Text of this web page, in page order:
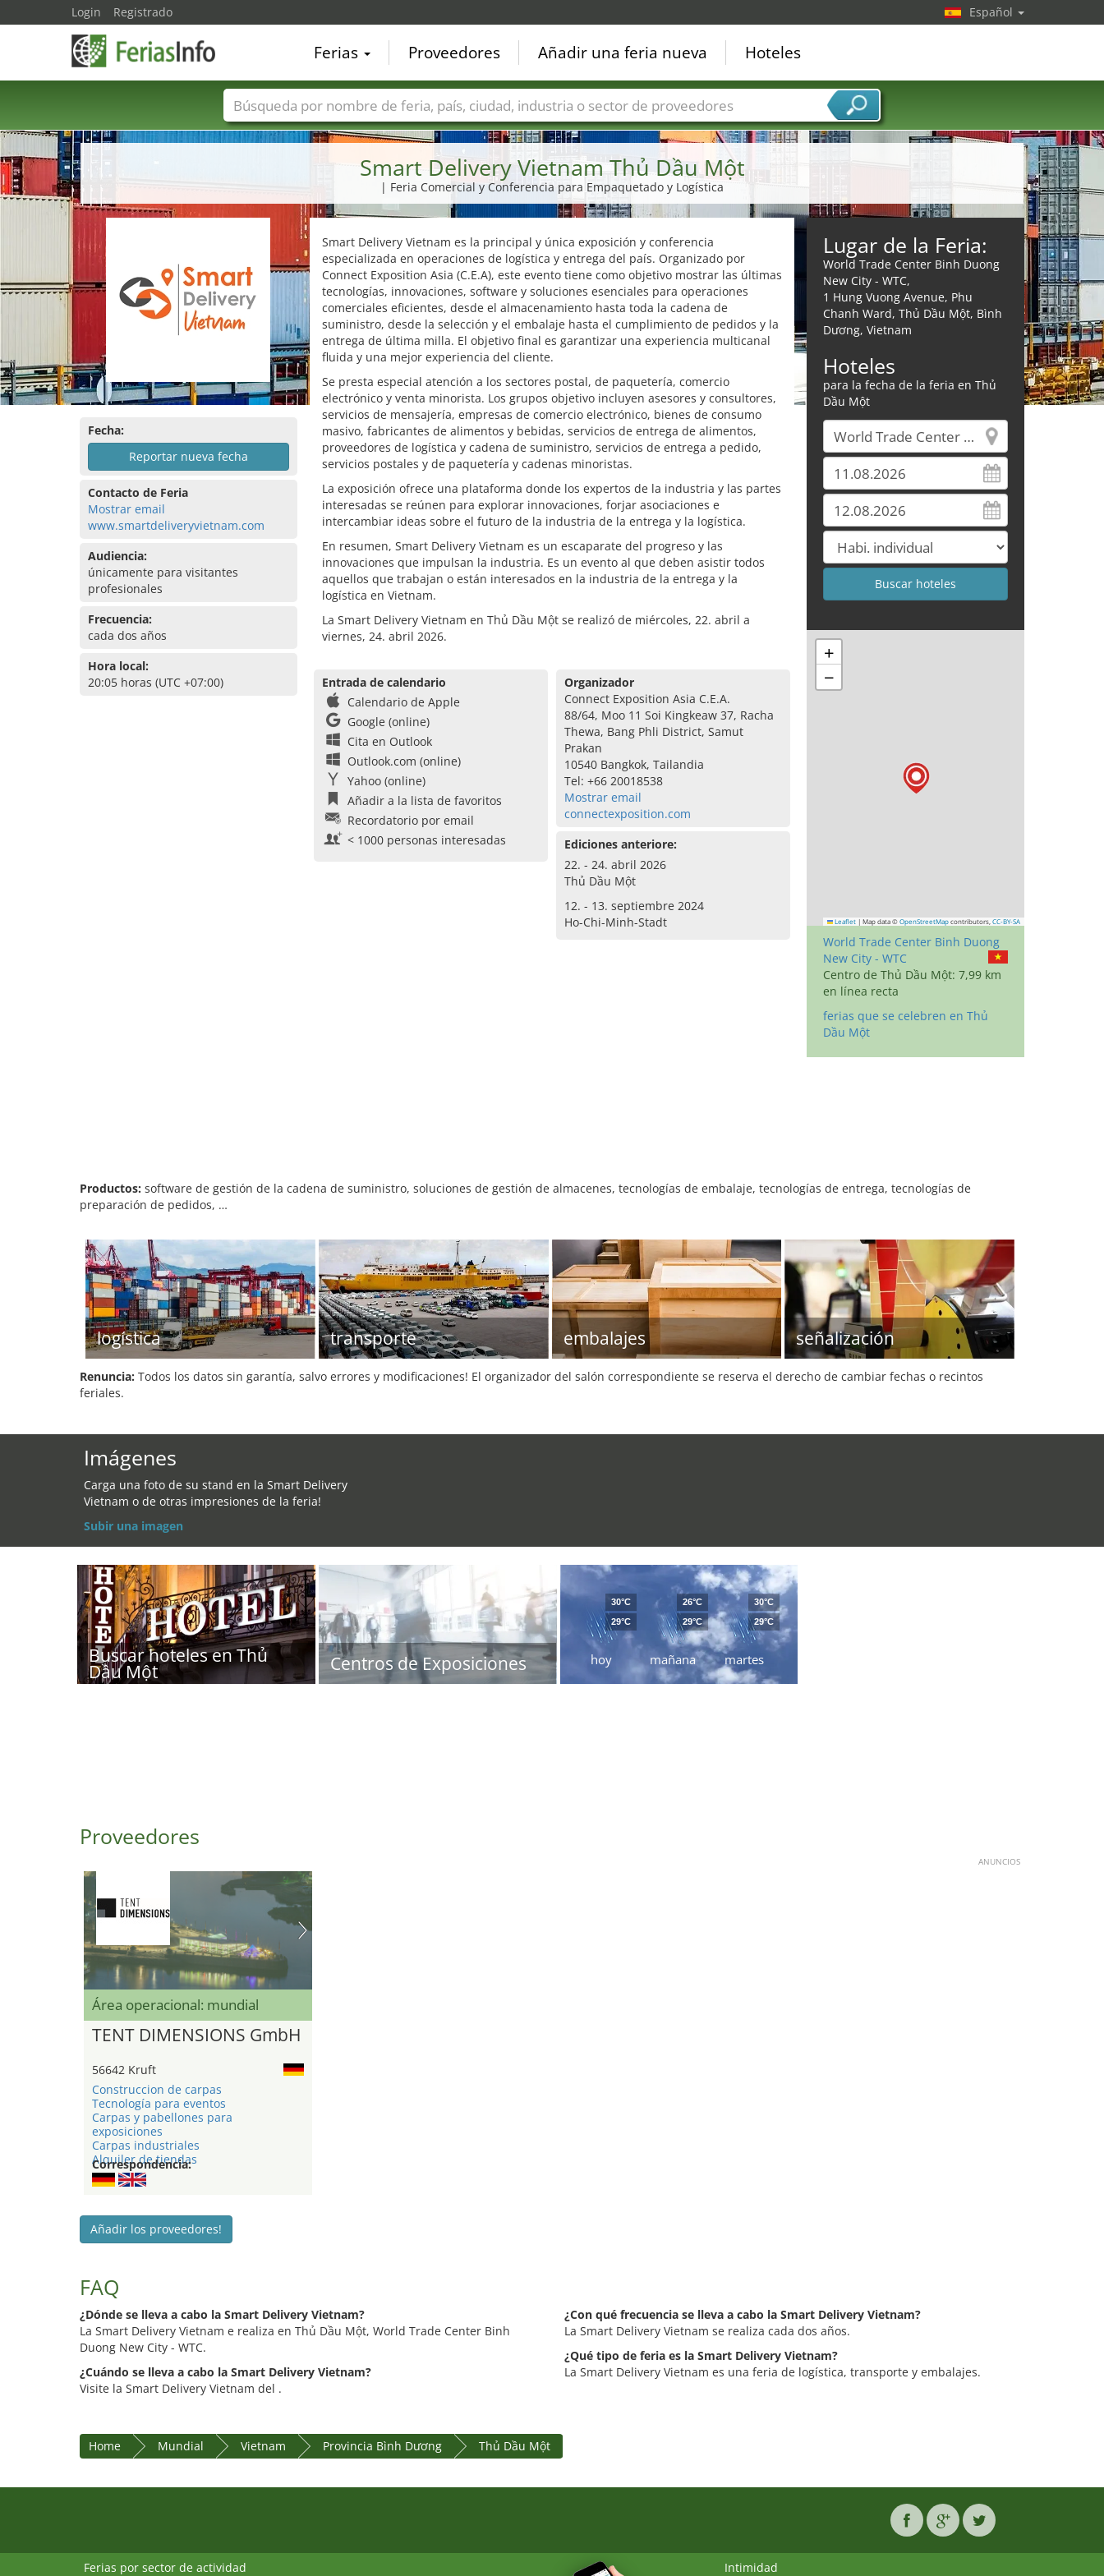
Smart Delivery Vietnam Thủ Dầu Một
| Feria Comercial y Conferencia para Empaquetado y Logística
Fecha:
Reportar nueva fecha
Contacto de Feria
Mostrar email
www.smartdeliveryvietnam.com
Audiencia:
únicamente para visitantes
profesionales
Frecuencia:
cada dos años
Hora local:
20:05 horas (UTC +07:00)
Smart Delivery Vietnam es la principal y única exposición y conferencia
especializada en operaciones de logística y entrega del país. Organizado por
Connect Exposition Asia (C.E.A), este evento tiene como objetivo mostrar las últimas
tecnologías, innovaciones, software y soluciones esenciales para operaciones
comerciales eficientes, desde el almacenamiento hasta toda la cadena de
suministro, desde la selección y el embalaje hasta el cumplimiento de pedidos y la
entrega de última milla. El objetivo final es garantizar una experiencia multicanal
fluida y una mejor experiencia del cliente.
Se presta especial atención a los sectores postal, de paquetería, comercio
electrónico y venta minorista. Los grupos objetivo incluyen asesores y consultores,
servicios de mensajería, empresas de comercio electrónico, bienes de consumo
masivo, fabricantes de alimentos y bebidas, servicios de entrega de alimentos,
proveedores de logística y cadena de suministro, servicios de entrega a pedido,
servicios postales y de paquetería y cadenas minoristas.
La exposición ofrece una plataforma donde los expertos de la industria y las partes
interesadas se reúnen para explorar innovaciones, forjar asociaciones e
intercambiar ideas sobre el futuro de la industria de la entrega y la logística.
En resumen, Smart Delivery Vietnam es un escaparate del progreso y las
innovaciones que impulsan la industria. Es un evento al que deben asistir todos
aquellos que trabajan o están interesados ​​en la industria de la entrega y la
logística en Vietnam.
La Smart Delivery Vietnam en Thủ Dầu Một se realizó de miércoles, 22. abril a
viernes, 24. abril 2026.
Entrada de calendario
Calendario de Apple
Google (online)
Cita en Outlook
Outlook.com (online)
Yahoo (online)
Añadir a la lista de favoritos
Recordatorio por email
< 1000 personas interesadas
Organizador
Connect Exposition Asia C.E.A.
88/64, Moo 11 Soi Kingkeaw 37, Racha
Thewa, Bang Phli District, Samut
Prakan
10540 Bangkok, Tailandia
Tel: +66 20018538
Mostrar email
connectexposition.com
Ediciones anteriore:
22. - 24. abril 2026
Thủ Dầu Một
12. - 13. septiembre 2024
Ho-Chi-Minh-Stadt
Lugar de la Feria:
World Trade Center Binh Duong
New City - WTC,
1 Hung Vuong Avenue, Phu
Chanh Ward, Thủ Dầu Một, Bình
Dương, Vietnam
Hoteles
para la fecha de la feria en Thủ
Dầu Một
+
−
Leaflet | Map data © OpenStreetMap contributors, CC-BY-SA
World Trade Center Binh Duong
New City - WTC
Centro de Thủ Dầu Một: 7,99 km
en línea recta
ferias que se celebren en Thủ
Dầu Một
Productos: software de gestión de la cadena de suministro, soluciones de gestión de almacenes, tecnologías de embalaje, tecnologías de entrega, tecnologías de
preparación de pedidos, …
logística transporte embalajes señalización
Renuncia: Todos los datos sin garantía, salvo errores y modificaciones! El organizador del salón correspondiente se reserva el derecho de cambiar fechas o recintos
feriales.
Imágenes
Carga una foto de su stand en la Smart Delivery
Vietnam o de otras impresiones de la feria!
Subir una imagen
Buscar hoteles en Thủ
Dầu Một Centros de Exposiciones hoy
30°C
29°C
mañana
26°C
29°C
martes
30°C
29°C
Proveedores
ANUNCIOS
Área operacional: mundial
TENT DIMENSIONS GmbH
56642 Kruft
Construccion de carpas
Tecnología para eventos
Carpas y pabellones para
exposiciones
Carpas industriales
Alquiler de tiendas
Correspondencia:
Añadir los proveedores!
FAQ
¿Dónde se lleva a cabo la Smart Delivery Vietnam?
La Smart Delivery Vietnam e realiza en Thủ Dầu Một, World Trade Center Binh
Duong New City - WTC.
¿Cuándo se lleva a cabo la Smart Delivery Vietnam?
Visite la Smart Delivery Vietnam del .
¿Con qué frecuencia se lleva a cabo la Smart Delivery Vietnam?
La Smart Delivery Vietnam se realiza cada dos años.
¿Qué tipo de feria es la Smart Delivery Vietnam?
La Smart Delivery Vietnam es una feria de logística, transporte y embalajes.
Home Mundial Vietnam Provincia Bình Dương Thủ Dầu Một
Login Registrado Español
Ferias Proveedores Añadir una feria nueva Hoteles
Nombres de ferias Países Ciudades Sectores de ferias Sectores de proveedor de servicios
Ferias por sector de actividad Intimidad